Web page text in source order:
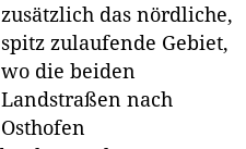
zusätzlich das nördliche,
spitz zulaufende Gebiet,
wo die beiden
Landstraßen nach
Osthofen